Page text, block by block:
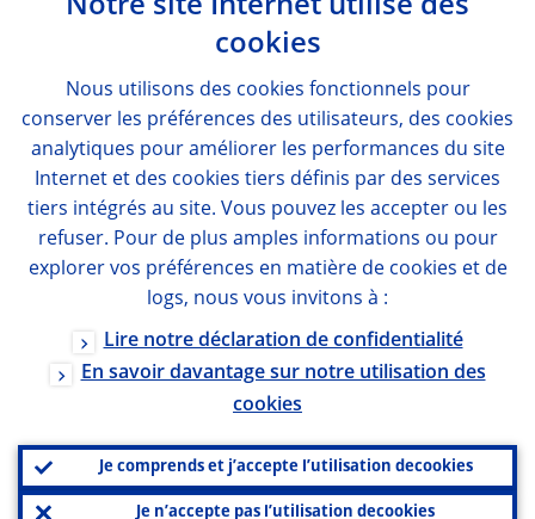
Notre site Internet utilise des
cookies
Nous utilisons des cookies fonctionnels pour
conserver les préférences des utilisateurs, des cookies
analytiques pour améliorer les performances du site
Internet et des cookies tiers définis par des services
tiers intégrés au site. Vous pouvez les accepter ou les
refuser. Pour de plus amples informations ou pour
explorer vos préférences en matière de cookies et de
logs, nous vous invitons à :
Lire notre déclaration de confidentialité
En savoir davantage sur notre utilisation des
cookies
Je comprends et j’accepte l’utilisation decookies
Je n’accepte pas l’utilisation decookies